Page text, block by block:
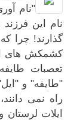
"نام
نام این
گذارند! چرا
کشمکش های
تعصبات
"طایفه" و
راه نمی
ایلات لرستان